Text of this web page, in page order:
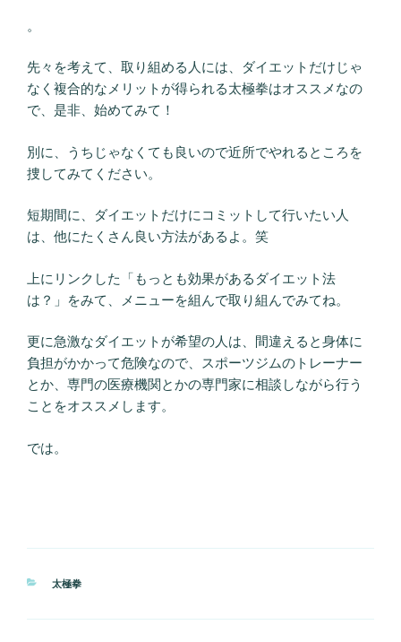
。
先々を考えて、取り組める人には、ダイエットだけじゃ
なく複合的なメリットが得られる太極拳はオススメなの
で、是非、始めてみて！
別に、うちじゃなくても良いので近所でやれるところを
捜してみてください。
短期間に、ダイエットだけにコミットして行いたい人
は、他にたくさん良い方法があるよ。笑
上にリンクした「もっとも効果があるダイエット法
は？」をみて、メニューを組んで取り組んでみてね。
更に急激なダイエットが希望の人は、間違えると身体に
負担がかかって危険なので、スポーツジムのトレーナー
とか、専門の医療機関とかの専門家に相談しながら行う
ことをオススメします。
では。
カ
太極拳